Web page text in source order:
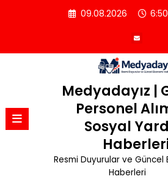
09.08.2026
Medyadayız |
Personel
Sosyal
Resmi Duyurular ve Güncel
Haberleri